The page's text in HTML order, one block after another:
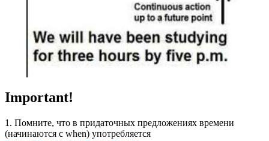
Important!
1. Помните, что в придаточных предложениях времени
(начинаются с when) употребляется